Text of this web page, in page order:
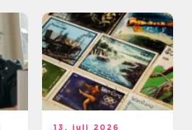
13. juli 2026